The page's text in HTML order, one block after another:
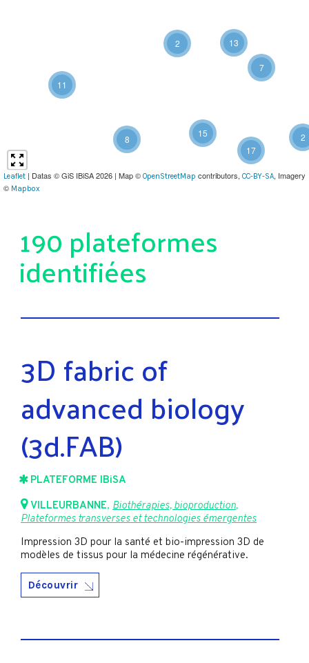
2
7
2
15
13
8
17
11
Leaflet | Datas © GiS IBiSA 2026 | Map © OpenStreetMap contributors, CC-BY-SA, Imagery
© Mapbox
190 plateformes
identifiées
3D fabric of
advanced biology
(3d.FAB)
PLATEFORME IBiSA
VILLEURBANNE, Biothérapies, bioproduction,
Plateformes transverses et technologies émergentes
Impression 3D pour la santé et bio-impression 3D de
modèles de tissus pour la médecine régénérative.
Découvrir